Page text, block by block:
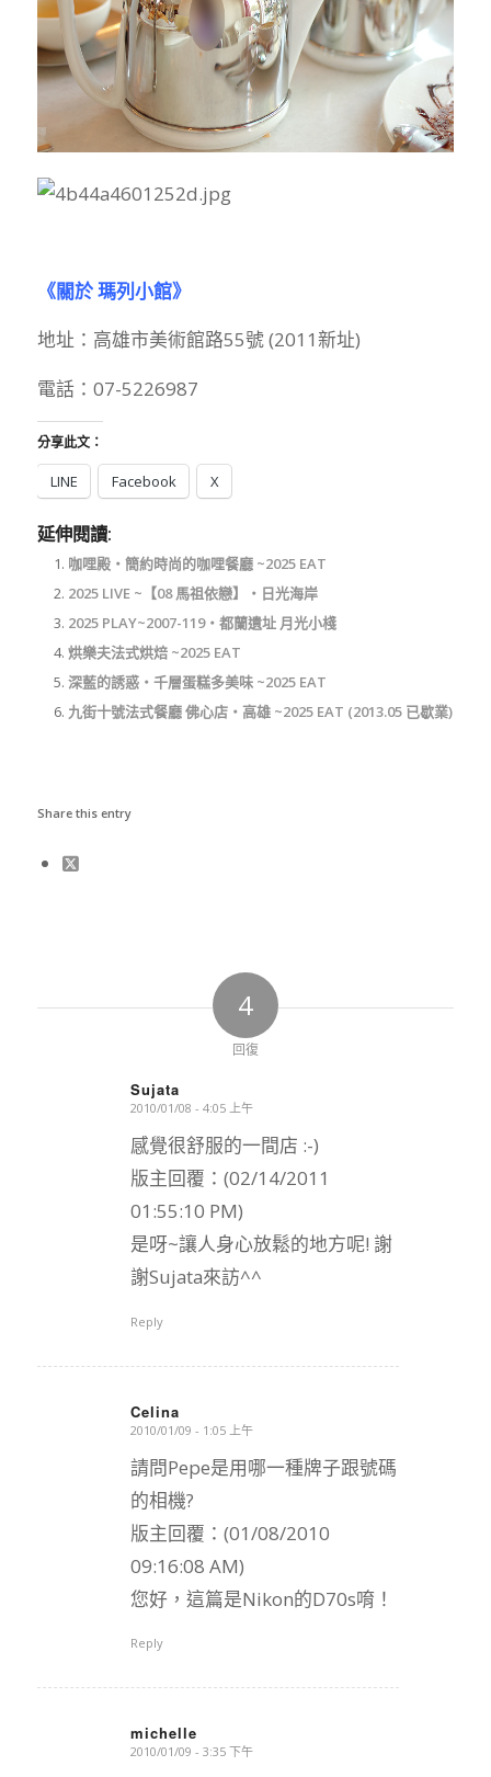
《關於 瑪列小館》
地址：高雄市美術館路55號 (2011新址)
電話：07-5226987
分享此文：
LINE Facebook X
延伸閱讀:
咖哩殿‧簡約時尚的咖哩餐廳 ~2025 EAT
2025 LIVE ~【08 馬祖依戀】‧日光海岸
2025 PLAY~2007-119‧都蘭遺址 月光小棧
烘樂夫法式烘焙 ~2025 EAT
深藍的誘惑‧千層蛋糕多美味 ~2025 EAT
九街十號法式餐廳 佛心店‧高雄 ~2025 EAT (2013.05 已歇業)
Share this entry
4
回復
Sujata
says:
2010/01/08 - 4:05 上午
感覺很舒服的一間店 :-)
版主回覆：(02/14/2011
01:55:10 PM)
是呀~讓人身心放鬆的地方呢! 謝
謝Sujata來訪^^
Reply
Celina
says:
2010/01/09 - 1:05 上午
請問Pepe是用哪一種牌子跟號碼
的相機?
版主回覆：(01/08/2010
09:16:08 AM)
您好，這篇是Nikon的D70s唷！
Reply
michelle
says:
2010/01/09 - 3:35 下午